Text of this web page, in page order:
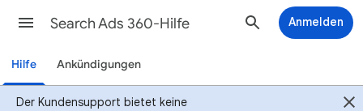
Search Ads 360-Hilfe Anmelden
Hilfe Ankündigungen
Der Kundensupport bietet keine